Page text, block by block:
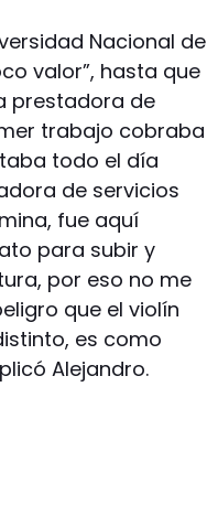
Nacional de
valor”, hasta que
prestadora de
trabajo cobraba
todo el día
de servicios
fue aquí
para subir y
por eso no me
que el violín
es como
Alejandro.